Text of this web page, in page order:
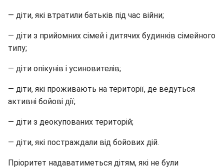
— діти, які втратили батьків під час війни;
— діти з прийомних сімей і дитячих будинків сімейного
типу;
— діти опікунів і усиновителів;
— діти, які проживають на території, де ведуться
активні бойові дії;
— діти з деокупованих територій;
— діти, які постраждали від бойових дій.
Пріоритет надаватиметься дітям, які не були